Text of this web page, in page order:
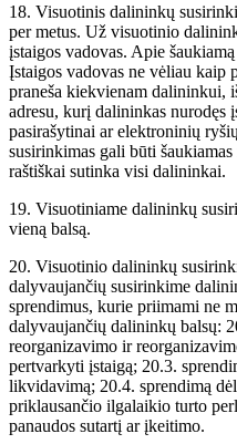
18. Visuotinis dalininkų
per metus. Už visuotinio
įstaigos vadovas. Apie
Įstaigos vadovas ne vėliau kaip
praneša kiekvienam dalininkui,
adresu, kurį dalininkas nurodęs
pasirašytinai ar elektroninių
susirinkimas gali būti
raštiškai sutinka visi dalininkai.
19. Visuotiniame dalininkų
vieną balsą.
20. Visuotinio dalininkų
dalyvaujančių susirinkime
sprendimus, kurie priimami ne
dalyvaujančių dalininkų balsų:
reorganizavimo ir
pertvarkyti įstaigą; 20.3.
likvidavimą; 20.4. sprendimą
priklausančio ilgalaikio turto
panaudos sutartį ar įkeitimo.